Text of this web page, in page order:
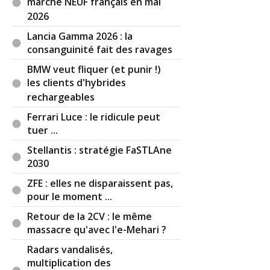
conclu avec le ministère fédéral des industries de
Russie..., mais il n'est pas exclu que d'autres
étages ou ressorts moins évidents ou connus
existent pour cet accord, donc dans l'éventualité
chaque étage ou tiroir sera à financer et pas
qu'en direct.
Pour aller plus loin, si les éditions des presses
universitaires de la Sorbonne édite un livre
intéressant "Renault et la Russie" reprenant
l'histoire dès ses lointains débuts au siècle
dernier, on trouve aussi dans le livre "paroles
d'entrepreneur" écrit près de Paul Berliet dispo
auprès de la fondation Berliet des choses plutôt
pertinentes en terme de deal industriel
international.
Cordialement
ParBug Haty TOP CONTRIBUTEUR
17 21:23:56) : Mon cher Fab
2026
Lancia Gamma 2026 : la
consanguinité fait des ravages
BMW veut fliquer (et punir !)
les clients d'hybrides
rechargeables
Ferrari Luce : le ridicule peut
tuer ...
Stellantis : stratégie FaSTLAne
2030
ZFE : elles ne disparaissent pas,
pour le moment ...
Retour de la 2CV : le même
massacre qu'avec l'e-Mehari ?
Radars vandalisés,
multiplication des